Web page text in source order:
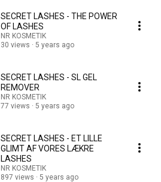
SECRET LASHES - THE POWER
OF LASHES
NR KOSMETIK
30 views
5 years ago
SECRET LASHES - SL GEL
REMOVER
NR KOSMETIK
77 views
5 years ago
SECRET LASHES - ET LILLE
GLIMT AF VORES LÆKRE
LASHES
NR KOSMETIK
897 views
5 years ago